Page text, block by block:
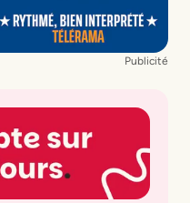
Mavrakis
Publicité